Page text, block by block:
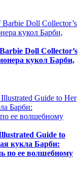
Doll Collector’s
кукол Барби,
Guide to
кукла Барби:
по ее волшебному